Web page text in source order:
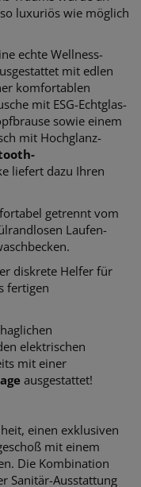
luxuriös wie möglich
echte Wellness-
mit edlen
komfortablen
mit ESG-Echtglas-
sowie einem
mit Hochglanz-
liefert dazu Ihren
getrennt vom
Laufen-
diskrete Helfer für
fertigen
elektrischen
mit einer
ausgestattet!
einen exklusiven
mit einem
Die Kombination
Sanitär-Ausstattung